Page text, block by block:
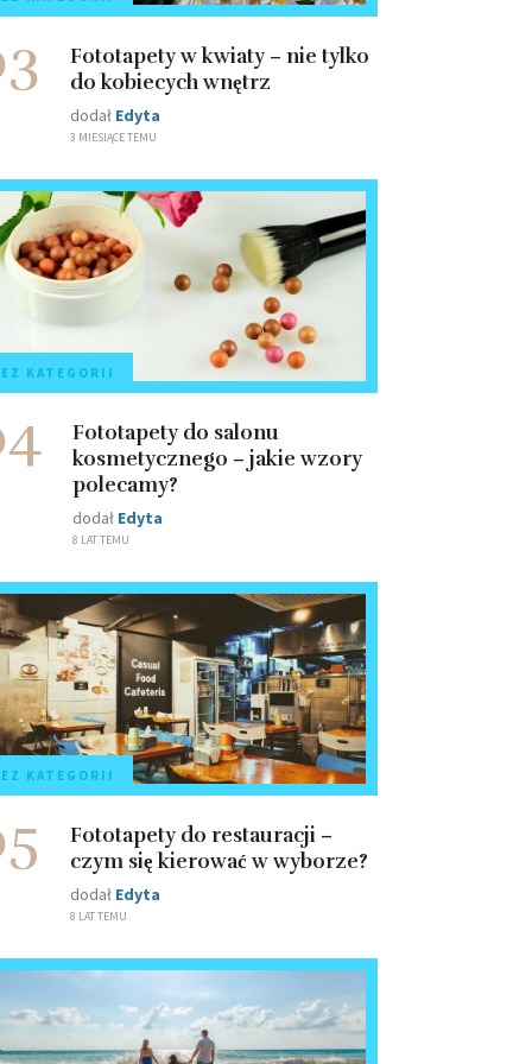
Fototapety w kwiaty – nie tylko
do kobiecych wnętrz
dodał Edyta
3 MIESIĄCE TEMU
KATEGORII
Fototapety do salonu
kosmetycznego – jakie wzory
polecamy?
dodał Edyta
8 LAT TEMU
KATEGORII
Fototapety do restauracji –
czym się kierować w wyborze?
dodał Edyta
8 LAT TEMU